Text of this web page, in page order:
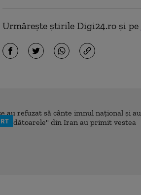
Urmărește știrile Digi24.ro și pe